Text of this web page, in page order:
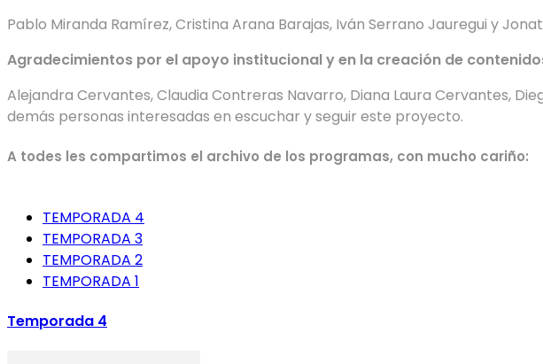
Pablo Miranda Ramírez, Cristina Arana Barajas, Iván Serrano Jauregui y
Agradecimientos por el apoyo institucional y en la creación de
Alejandra Cervantes, Claudia Contreras Navarro, Diana Laura Cervantes,
demás personas interesadas en escuchar y seguir este proyecto.
A todes les compartimos el archivo de los programas, con mucho cariño:
TEMPORADA 4
TEMPORADA 3
TEMPORADA 2
TEMPORADA 1
Temporada 4